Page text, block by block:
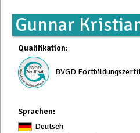
Gunnar
Qualifikation:
BVGD
Sprachen:
Deutsch